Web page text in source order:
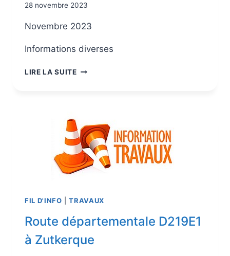
28 novembre 2023
Novembre 2023
Informations diverses
LIRE LA SUITE
FIL D'INFO |TRAVAUX
Route départementale D219E1
à Zutkerque